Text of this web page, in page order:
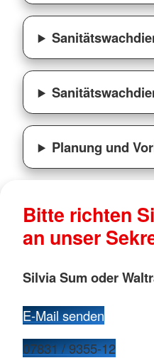
Planung und
Bitte richten
an unser
Silvia Sum oder
E-Mail senden
07831 / 9355-12